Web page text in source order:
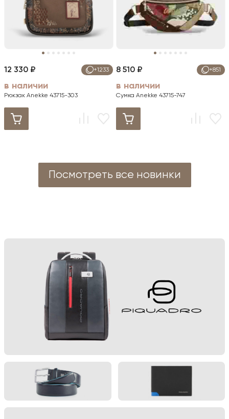
+1233
12 330 ₽
в наличии
Рюкзак Anekke 43715-303
+851
8 510 ₽
в наличии
Сумка Anekke 43715-747
Посмотреть все новинки